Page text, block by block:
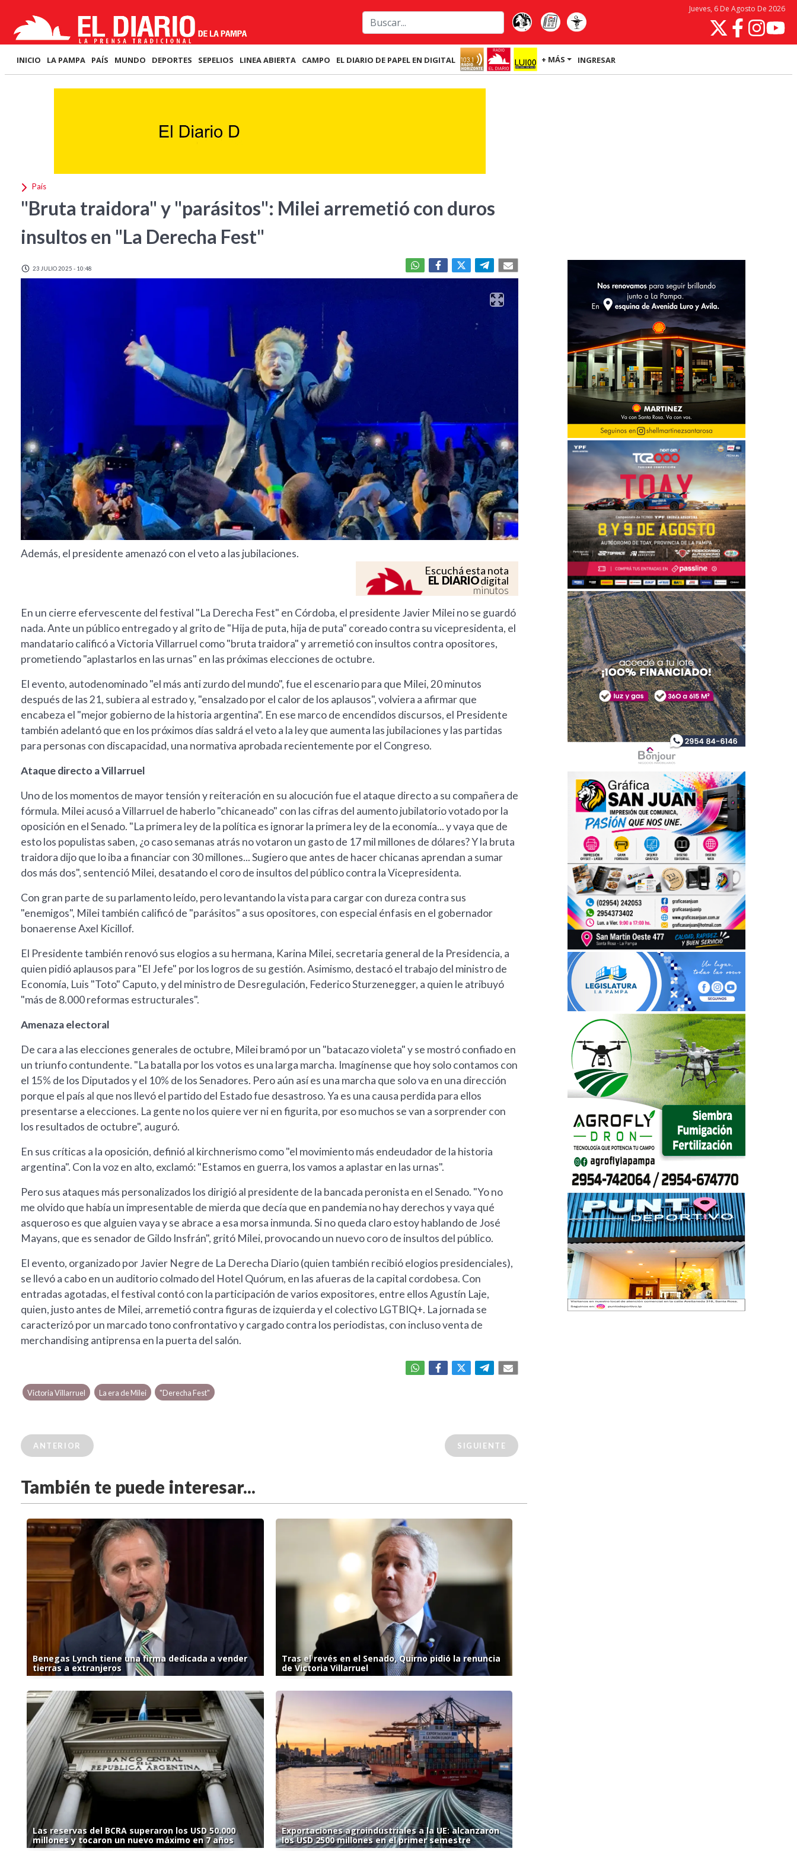
Jueves, 6 De Agosto De 2026
INICIO LA PAMPA PAÍS MUNDO DEPORTES SEPELIOS LINEA ABIERTA CAMPO EL DIARIO DE PAPEL EN DIGITAL + MÁS INGRESAR
País
"Bruta traidora" y "parásitos": Milei arremetió con duros
insultos en "La Derecha Fest"
23 JULIO 2025 - 10:48
Además, el presidente amenazó con el veto a las jubilaciones.
Escuchá esta nota
EL DIARIOdigital
minutos
En un cierre efervescente del festival "La Derecha Fest" en Córdoba, el presidente Javier Milei no se guardó
nada. Ante un público entregado y al grito de "Hija de puta, hija de puta" coreado contra su vicepresidenta, el
mandatario calificó a Victoria Villarruel como "bruta traidora" y arremetió con insultos contra opositores,
prometiendo "aplastarlos en las urnas" en las próximas elecciones de octubre.
El evento, autodenominado "el más anti zurdo del mundo", fue el escenario para que Milei, 20 minutos
después de las 21, subiera al estrado y, "ensalzado por el calor de los aplausos", volviera a afirmar que
encabeza el "mejor gobierno de la historia argentina". En ese marco de encendidos discursos, el Presidente
también adelantó que en los próximos días saldrá el veto a la ley que aumenta las jubilaciones y las partidas
para personas con discapacidad, una normativa aprobada recientemente por el Congreso.
Ataque directo a Villarruel
Uno de los momentos de mayor tensión y reiteración en su alocución fue el ataque directo a su compañera de
fórmula. Milei acusó a Villarruel de haberlo "chicaneado" con las cifras del aumento jubilatorio votado por la
oposición en el Senado. "La primera ley de la política es ignorar la primera ley de la economía... y vaya que de
esto los populistas saben, ¿o caso semanas atrás no votaron un gasto de 17 mil millones de dólares? Y la bruta
traidora dijo que lo iba a financiar con 30 millones... Sugiero que antes de hacer chicanas aprendan a sumar
dos más dos", sentenció Milei, desatando el coro de insultos del público contra la Vicepresidenta.
Con gran parte de su parlamento leído, pero levantando la vista para cargar con dureza contra sus
"enemigos", Milei también calificó de "parásitos" a sus opositores, con especial énfasis en el gobernador
bonaerense Axel Kicillof.
El Presidente también renovó sus elogios a su hermana, Karina Milei, secretaria general de la Presidencia, a
quien pidió aplausos para "El Jefe" por los logros de su gestión. Asimismo, destacó el trabajo del ministro de
Economía, Luis "Toto" Caputo, y del ministro de Desregulación, Federico Sturzenegger, a quien le atribuyó
"más de 8.000 reformas estructurales".
Amenaza electoral
De cara a las elecciones generales de octubre, Milei bramó por un "batacazo violeta" y se mostró confiado en
un triunfo contundente. "La batalla por los votos es una larga marcha. Imagínense que hoy solo contamos con
el 15% de los Diputados y el 10% de los Senadores. Pero aún así es una marcha que solo va en una dirección
porque el país al que nos llevó el partido del Estado fue desastroso. Ya es una causa perdida para ellos
presentarse a elecciones. La gente no los quiere ver ni en figurita, por eso muchos se van a sorprender con
los resultados de octubre", auguró.
En sus críticas a la oposición, definió al kirchnerismo como "el movimiento más endeudador de la historia
argentina". Con la voz en alto, exclamó: "Estamos en guerra, los vamos a aplastar en las urnas".
Pero sus ataques más personalizados los dirigió al presidente de la bancada peronista en el Senado. "Yo no
me olvido que había un impresentable de mierda que decía que en pandemia no hay derechos y vaya qué
asqueroso es que alguien vaya y se abrace a esa morsa inmunda. Si no queda claro estoy hablando de José
Mayans, que es senador de Gildo Insfrán", gritó Milei, provocando un nuevo coro de insultos del público.
El evento, organizado por Javier Negre de La Derecha Diario (quien también recibió elogios presidenciales),
se llevó a cabo en un auditorio colmado del Hotel Quórum, en las afueras de la capital cordobesa. Con
entradas agotadas, el festival contó con la participación de varios expositores, entre ellos Agustín Laje,
quien, justo antes de Milei, arremetió contra figuras de izquierda y el colectivo LGTBIQ+. La jornada se
caracterizó por un marcado tono confrontativo y cargado contra los periodistas, con incluso venta de
merchandising antiprensa en la puerta del salón.
Victoria Villarruel La era de Milei "Derecha Fest"
ANTERIOR SIGUIENTE
También te puede interesar...
Benegas Lynch tiene una firma dedicada a vender
tierras a extranjeros
Tras el revés en el Senado, Quirno pidió la renuncia
de Victoria Villarruel
Las reservas del BCRA superaron los USD 50.000
millones y tocaron un nuevo máximo en 7 años
Exportaciones agroindustriales a la UE: alcanzaron
los USD 2500 millones en el primer semestre